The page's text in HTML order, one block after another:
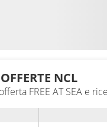
OFFERTE NCL
FREE AT SEA e